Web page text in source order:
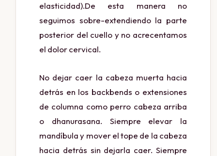
elasticidad).De esta manera no
seguimos sobre-extendiendo la parte
posterior del cuello y no acrecentamos
el dolor cervical.
No dejar caer la cabeza muerta hacia
detrás en los backbends o extensiones
de columna como perro cabeza arriba
o dhanurasana. Siempre elevar la
mandíbula y mover el tope de la cabeza
hacia detrás sin dejarla caer. Siempre